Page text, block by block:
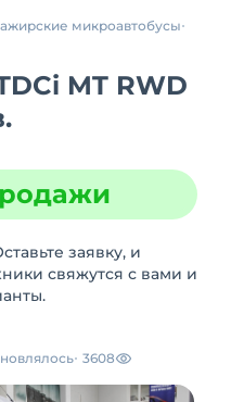
микроавтобусы
MT RWD
заявку, и
свяжутся с вами и
3608